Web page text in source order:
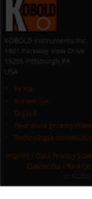
Firma
Konwersja
Dojazd
Aparatura przemysłowa
Technologia sterowania
Imprint
Data Privacy
Ciasteczka i funkcje